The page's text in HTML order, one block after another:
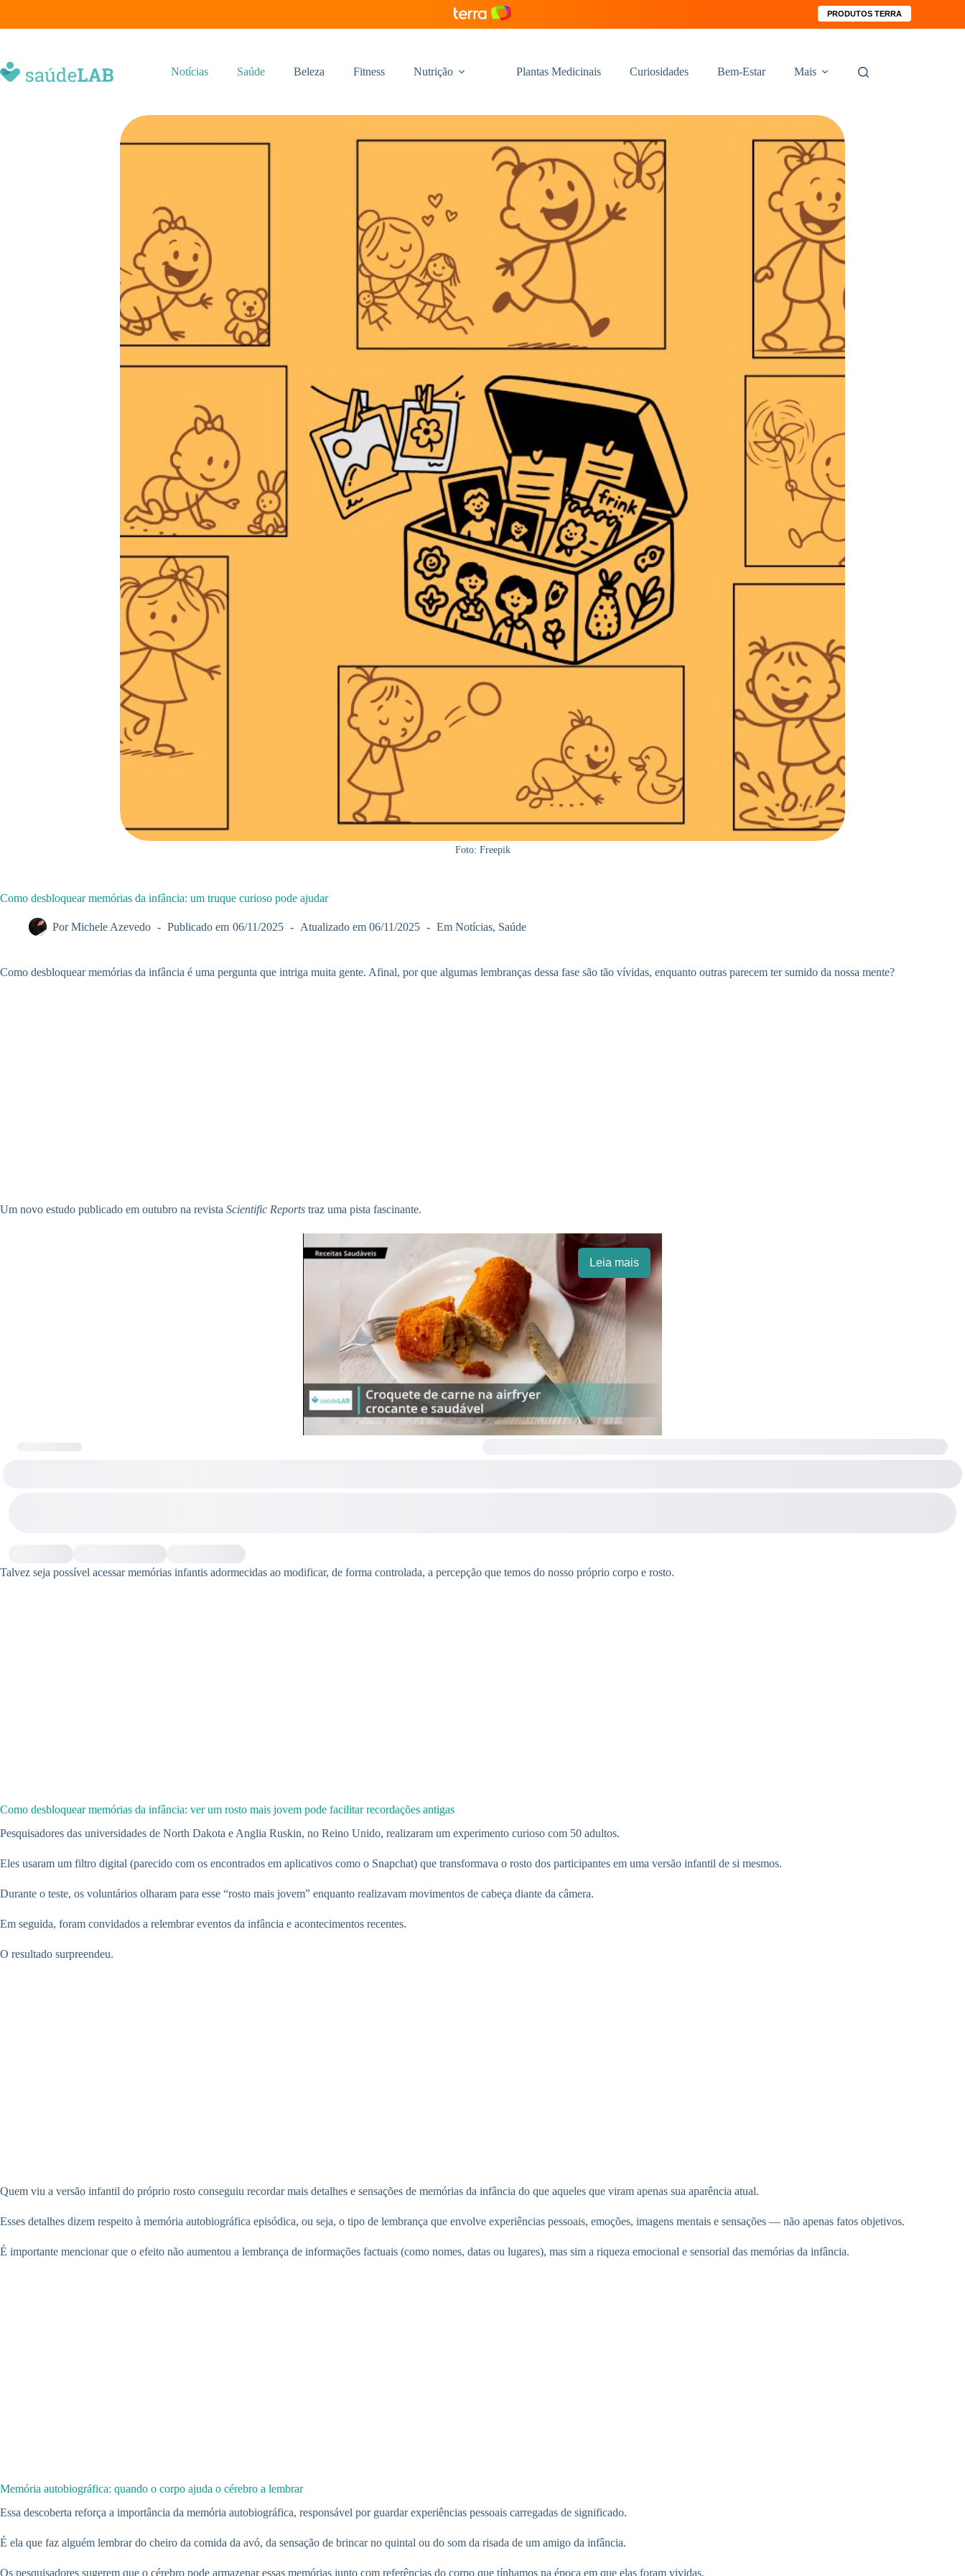
PRODUTOS TERRA
Notícias Saúde Beleza Fitness Nutrição Plantas Medicinais Curiosidades Bem-Estar Mais
Foto: Freepik
Como desbloquear memórias da infância: um truque curioso pode ajudar
Por Michele Azevedo Publicado em 06/11/2025 Atualizado em 06/11/2025 Em Notícias, Saúde
Como desbloquear memórias da infância é uma pergunta que intriga muita gente. Afinal, por que algumas lembranças dessa fase são tão vívidas, enquanto outras parecem ter sumido da nossa mente?
Um novo estudo publicado em outubro na revista Scientific Reports traz uma pista fascinante.
Leia mais
Talvez seja possível acessar memórias infantis adormecidas ao modificar, de forma controlada, a percepção que temos do nosso próprio corpo e rosto.
Como desbloquear memórias da infância: ver um rosto mais jovem pode facilitar recordações antigas
Pesquisadores das universidades de North Dakota e Anglia Ruskin, no Reino Unido, realizaram um experimento curioso com 50 adultos.
Eles usaram um filtro digital (parecido com os encontrados em aplicativos como o Snapchat) que transformava o rosto dos participantes em uma versão infantil de si mesmos.
Durante o teste, os voluntários olharam para esse “rosto mais jovem” enquanto realizavam movimentos de cabeça diante da câmera.
Em seguida, foram convidados a relembrar eventos da infância e acontecimentos recentes.
O resultado surpreendeu.
Quem viu a versão infantil do próprio rosto conseguiu recordar mais detalhes e sensações de memórias da infância do que aqueles que viram apenas sua aparência atual.
Esses detalhes dizem respeito à memória autobiográfica episódica, ou seja, o tipo de lembrança que envolve experiências pessoais, emoções, imagens mentais e sensações — não apenas fatos objetivos.
É importante mencionar que o efeito não aumentou a lembrança de informações factuais (como nomes, datas ou lugares), mas sim a riqueza emocional e sensorial das memórias da infância.
Memória autobiográfica: quando o corpo ajuda o cérebro a lembrar
Essa descoberta reforça a importância da memória autobiográfica, responsável por guardar experiências pessoais carregadas de significado.
É ela que faz alguém lembrar do cheiro da comida da avó, da sensação de brincar no quintal ou do som da risada de um amigo da infância.
Os pesquisadores sugerem que o cérebro pode armazenar essas memórias junto com referências do corpo que tínhamos na época em que elas foram vividas.